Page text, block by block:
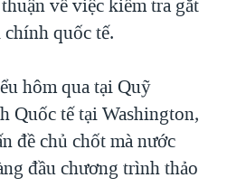
về việc kiểm tra gắt
chính quốc tế.
hôm qua tại Quỹ
Quốc tế tại Washington,
đề chủ chốt mà nước
đầu chương trình thảo